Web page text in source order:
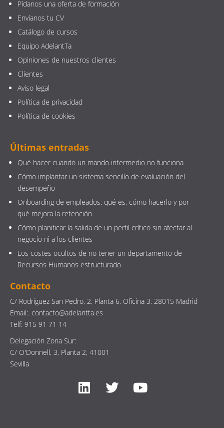
Pídanos una oferta de formación
Envíanos tu CV
Catálogo de cursos
Equipo AdelantTa
Opiniones de nuestros clientes
Clientes
Aviso legal
Política de privacidad
Política de cookies
Últimas entradas
Qué hacer cuando un mando intermedio no funciona
Cómo implantar un sistema sencillo de evaluación del
desempeño
Onboarding de empleados: qué es, cómo hacerlo y por
qué mejora la retención
Cómo planificar la salida de un perfil crítico sin afectar al
negocio ni a los clientes
Los costes ocultos de no tener un departamento de
Recursos Humanos estructurado
Contacto
C/ Rodríguez San Pedro, 2, Planta 6, Oficina 3, 28015 Madrid
Email:. contacto@adelantta.es
Telf: 915 91 71 14
Delegación Zona Sur:
C/ O'Donnell, 3, Planta 2, 41001
Sevilla